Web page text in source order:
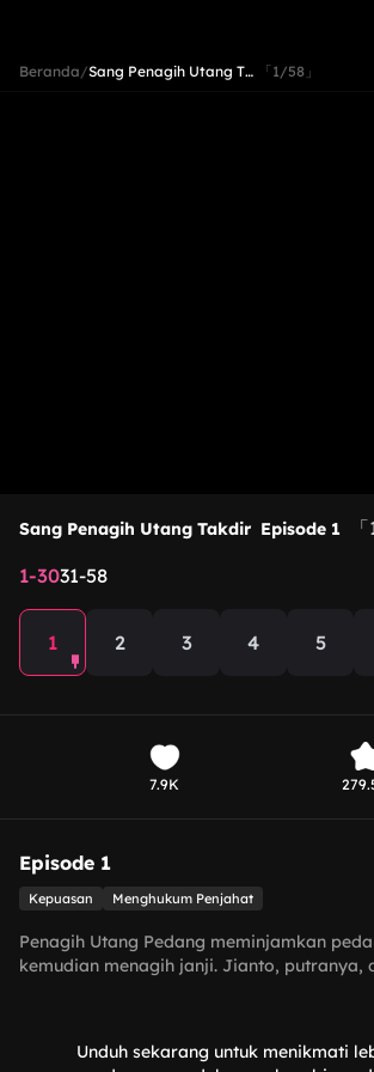
Beranda/Sang Penagih Utang T… 「1/58」
Sang Penagih Utang Takdir Episode 1
1-3031-58
1 2 3 4 5
7.9K
Episode 1
Kepuasan Menghukum Penjahat
Penagih Utang Pedang meminjamkan
kemudian menagih janji. Jianto, putranya,
rencana Cahyun menelan takdir tiga
Unduh sekarang untuk menikmati